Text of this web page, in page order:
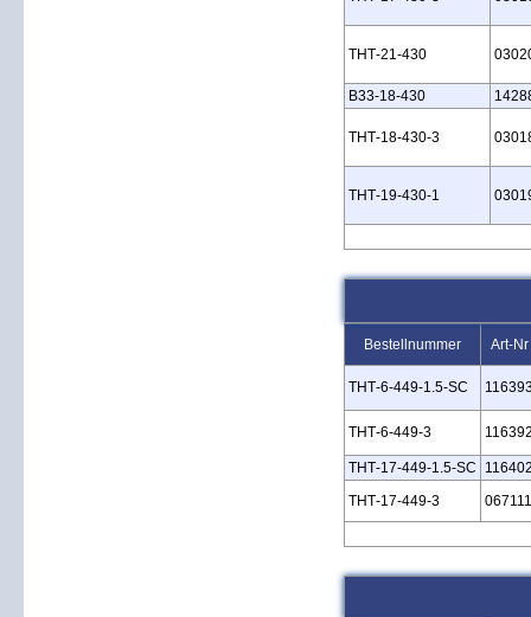
THT‑21‑430
B33‑18‑430
THT‑18‑430‑3
THT‑19‑430‑1
Bestellnummer Art-Nr
THT‑6‑449‑1.5‑SC
THT‑6‑449‑3
THT‑17‑449‑1.5‑SC
THT‑17‑449‑3
067111